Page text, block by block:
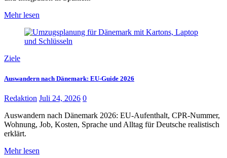
Mehr lesen
Ziele
Auswandern nach Dänemark: EU-Guide 2026
Redaktion Juli 24, 2026 0
Auswandern nach Dänemark 2026: EU-Aufenthalt, CPR-Nummer,
Wohnung, Job, Kosten, Sprache und Alltag für Deutsche realistisch
erklärt.
Mehr lesen